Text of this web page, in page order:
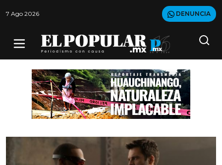
7 Ago 2026 DENUNCIA